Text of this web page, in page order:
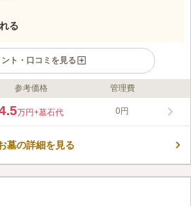
る
ント・口コミを見る
様な墓地です。 開放感があり見晴らしが良
いの方が眠ることができます。 管理事務所
参考価格 管理費
万円+墓石代 0円
墓の詳細を見る